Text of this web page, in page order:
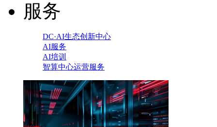
服务
DC·AI生态创新中心
AI服务
AI培训
智算中心运营服务